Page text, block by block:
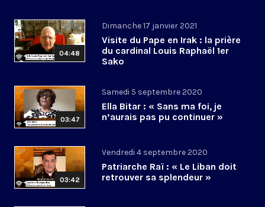
04:48
Dimanche 17 janvier 2021
Visite du Pape en Irak : la prière
du cardinal Louis Raphaël 1er
Sako
03:47
Samedi 5 septembre 2020
Ella Bitar : « Sans ma foi, je
n’aurais pas pu continuer »
03:42
Vendredi 4 septembre 2020
Patriarche Raï : « Le Liban doit
retrouver sa splendeur »